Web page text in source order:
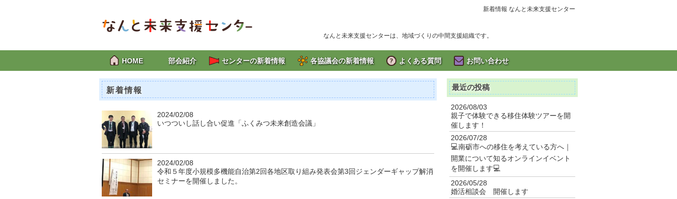
新着情報 なんと未来支援センター
なんと未来支援センターは、地域づくりの中間支援組織です。
HOME 部会紹介 センターの新着情報 各協議会の新着情報 よくある質問 お問い合わせ
新着情報
2024/02/08
いつついし話し合い促進「ふくみつ未来創造会議」
2024/02/08
令和５年度小規模多機能自治第2回各地区取り組み発表会第3回ジェンダーギャップ解消
セミナーを開催しました。
最近の投稿
2026/08/03
親子で体験できる移住体験ツアーを開
催します！
2026/07/28
💻南砺市への移住を考えている方へ｜
開業について知るオンラインイベント
を開催します💻
2026/05/28
婚活相談会 開催します